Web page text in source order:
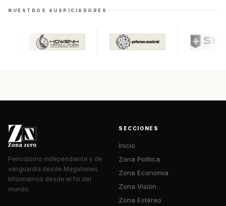
NUESTROS AUSPICIADORES
Periodismo independiente y de
vanguardia desde Magallanes.
Informamos desde el fin del
mundo.
SECCIONES
Inicio
Zona Política
Zona Economía
Zona Visión
Zona Estéreo